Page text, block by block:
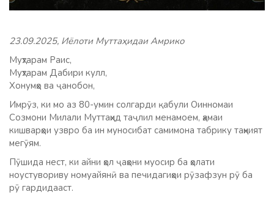
23.09.2025, Иёлоти Муттаҳидаи Амрико
Муҳтарам Раис,
Муҳтарам Дабири кулл,
Хонумҳо ва ҷанобон,
Имрӯз, ки мо аз 80-умин солгарди қабули Оинномаи
Созмони Милали Муттаҳид таҷлил менамоем, ҳамаи
кишварҳои узвро ба ин муносибат самимона табрику таҳният
мегӯям.
Пӯшида нест, ки айни ҳол ҷаҳони муосир ба ҳолати
ноустувориву номуайянӣ ва печидагиҳои рӯзафзун рӯ ба
рӯ гардидааст.